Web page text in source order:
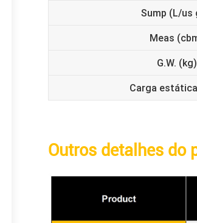
Sump (L/us
Meas
G.W. (kg)
Carga
Outros detalhes do